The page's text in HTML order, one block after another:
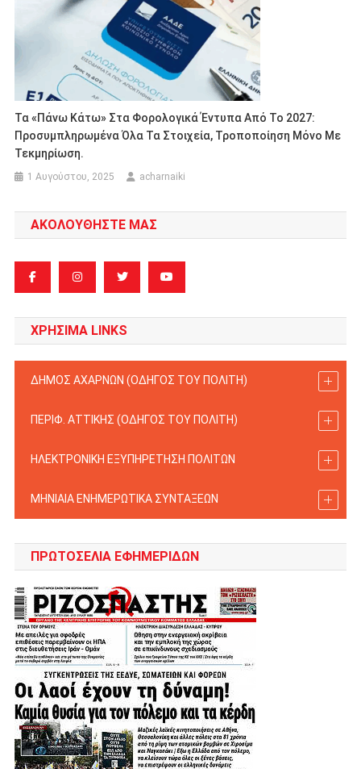
Τα «πάνω Κάτω» Στα Φορολογικά Έντυπα Από Το 2027:
Προσυμπληρωμένα Όλα Τα Στοιχεία, Τροποποίηση Μόνο Με
Τεκμηρίωση.
1 Αυγούστου, 2025 acharnaiki
ΑΚΟΛΟΥΘΗΣΤΕ ΜΑΣ
ΧΡΗΣΙΜΑ LINKS
ΔΗΜΟΣ ΑΧΑΡΝΩΝ (ΟΔΗΓΟΣ TOY ΠΟΛΙΤΗ)
ΠΕΡΙΦ. ΑΤΤΙΚΗΣ (ΟΔΗΓΟΣ TOY ΠΟΛΙΤΗ)
ΗΛΕΚΤΡΟΝΙΚΗ ΕΞΥΠΗΡΕΤΗΣΗ ΠΟΛΙΤΩΝ
ΜΗΝΙΑΙΑ ΕΝΗΜΕΡΩΤΙΚΑ ΣΥΝΤΑΞΕΩΝ
ΠΡΩΤΟΣΈΛΙΑ ΕΦΗΜΕΡΊΔΩΝ